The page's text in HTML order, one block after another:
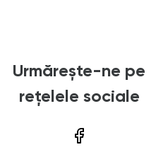
Urmărește-ne pe
rețelele sociale